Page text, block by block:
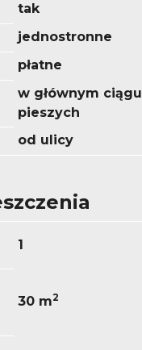
tak
jednostronne
płatne
w głównym ciągu
pieszych
od ulicy
1
30 m2